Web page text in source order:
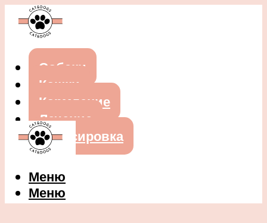
Собаки
Кошки
Кормление
Лечение
Дрессировка
Меню
Меню